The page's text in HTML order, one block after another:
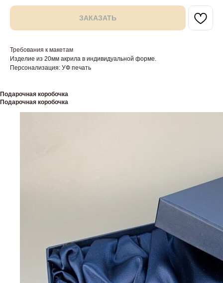
ЗАКАЗАТЬ
Требования к макетам
Изделие из 20мм акрила в индивидуальной форме.
Персонализация: УФ печать
Подарочная коробочка
Подарочная коробочка